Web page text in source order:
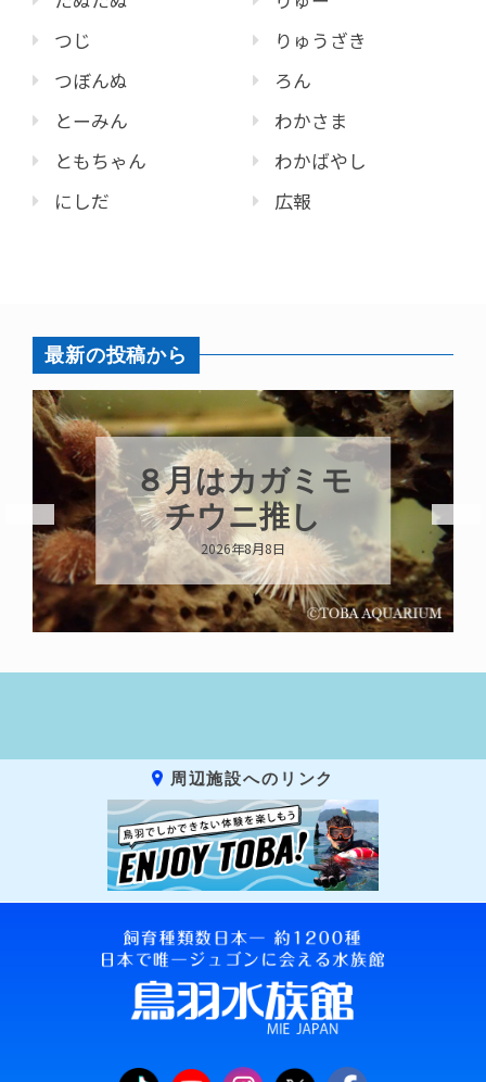
つじ
つぼんぬ
とーみん
ともちゃん
にしだ
りゅうざき
ろん
わかさま
わかばやし
広報
最新の投稿から
新発売！いちこ
キーホルダー
2026年8月8日
周辺施設へのリンク